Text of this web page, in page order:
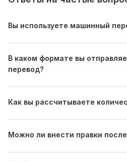
текста и т.д.)
результат!
Тематика: Культура и
Недвижимость,
с Английского на Русский
Объем услуги в кворке: 1 000
Вы используете машинный
В каком формате вы
перевод?
Как вы рассчитываете
Можно ли внести правки